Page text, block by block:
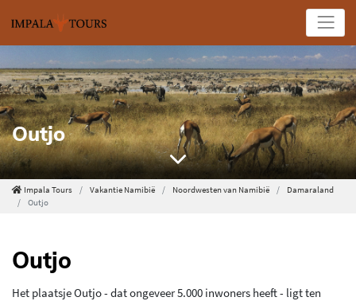
Outjo
Impala Tours Vakantie Namibië Noordwesten van Namibië
Damaraland
Outjo
Outjo
Het plaatsje Outjo - dat ongeveer 5.000 inwoners heeft - ligt ten